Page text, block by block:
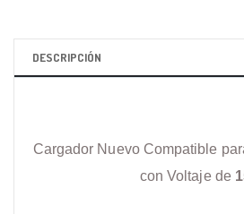
DESCRIPCIÓN
Cargador Nuevo Compatible
con Voltaje de